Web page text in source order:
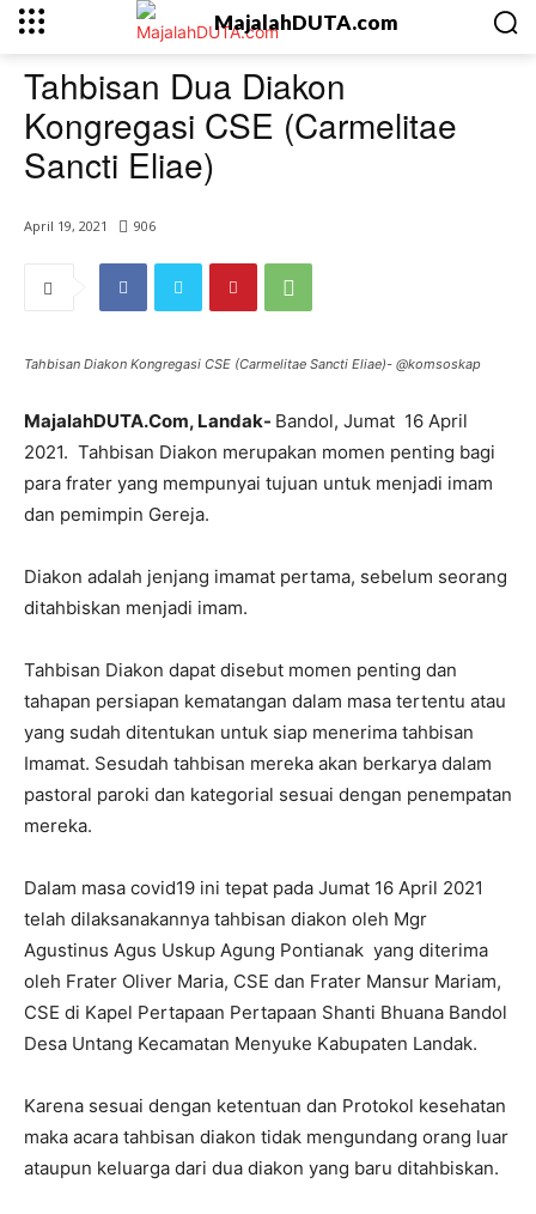
MajalahDUTA.com
Tahbisan Dua Diakon
Kongregasi CSE (Carmelitae
Sancti Eliae)
April 19, 2021 906
Tahbisan Diakon Kongregasi CSE (Carmelitae Sancti Eliae)- @komsoskap
MajalahDUTA.Com, Landak- Bandol, Jumat 16 April
2021. Tahbisan Diakon merupakan momen penting bagi
para frater yang mempunyai tujuan untuk menjadi imam
dan pemimpin Gereja.
Diakon adalah jenjang imamat pertama, sebelum seorang
ditahbiskan menjadi imam.
Tahbisan Diakon dapat disebut momen penting dan
tahapan persiapan kematangan dalam masa tertentu atau
yang sudah ditentukan untuk siap menerima tahbisan
Imamat. Sesudah tahbisan mereka akan berkarya dalam
pastoral paroki dan kategorial sesuai dengan penempatan
mereka.
Dalam masa covid19 ini tepat pada Jumat 16 April 2021
telah dilaksanakannya tahbisan diakon oleh Mgr
Agustinus Agus Uskup Agung Pontianak yang diterima
oleh Frater Oliver Maria, CSE dan Frater Mansur Mariam,
CSE di Kapel Pertapaan Pertapaan Shanti Bhuana Bandol
Desa Untang Kecamatan Menyuke Kabupaten Landak.
Karena sesuai dengan ketentuan dan Protokol kesehatan
maka acara tahbisan diakon tidak mengundang orang luar
ataupun keluarga dari dua diakon yang baru ditahbiskan.